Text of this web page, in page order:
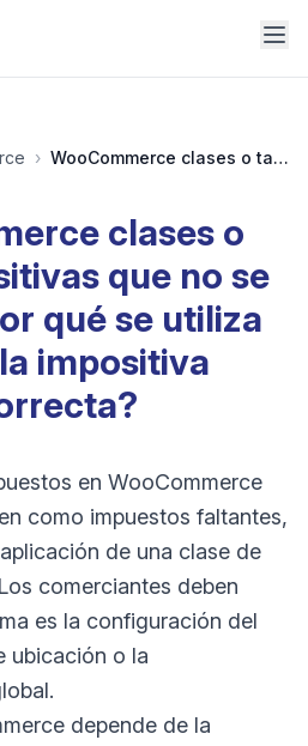
› WooCommerce clases o tasas impositivas que no se aplican: ¿por qué se utiliza una regla impositiva incorrecta?
clases o
que no se
qué se utiliza
impositiva
en WooCommerce
como impuestos faltantes,
de una clase de
comerciantes deben
es la configuración del
ubicación o la
depende de la